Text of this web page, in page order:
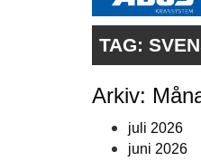
TAG:
Arkiv:
juli 2026
juni 2026